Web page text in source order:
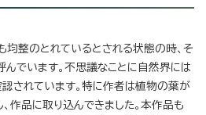
整のとれているとされる状態の時、そ
でいます。不思議なことに自然界には
されています。特に作者は植物の葉が
作品に取り込んできました。本作品も